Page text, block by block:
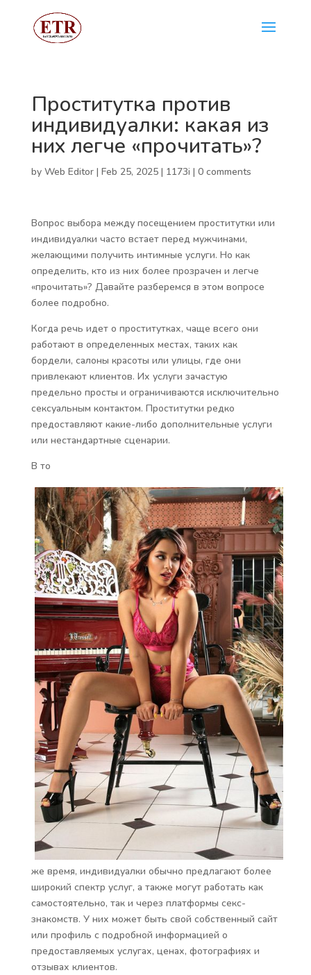
Проститутка против
индивидуалки: какая из
них легче «прочитать»?
by Web Editor| Feb 25, 2025| 1173i | 0 comments
Вопрос выбора между посещением проститутки или
индивидуалки часто встает перед мужчинами,
желающими получить интимные услуги. Но как
определить, кто из них более прозрачен и легче
«прочитать»? Давайте разберемся в этом вопросе
более подробно.
Когда речь идет о проститутках, чаще всего они
работают в определенных местах, таких как
бордели, салоны красоты или улицы, где они
привлекают клиентов. Их услуги зачастую
предельно просты и ограничиваются исключительно
сексуальным контактом. Проститутки редко
предоставляют какие-либо дополнительные услуги
или нестандартные сценарии.
В то
же время, индивидуалки обычно предлагают более
широкий спектр услуг, а также могут работать как
самостоятельно, так и через платформы секс-
знакомств. У них может быть свой собственный сайт
или профиль с подробной информацией о
предоставляемых услугах, ценах, фотографиях и
отзывах клиентов.